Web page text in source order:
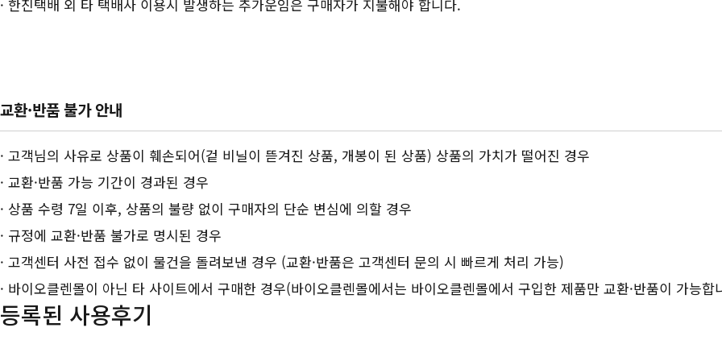
· 한진택배 외 타 택배사 이용시 발생하는 추가운임은 구매자가 지불해야 합니다.
교환·반품 불가 안내
· 고객님의 사유로 상품이 훼손되어(겉 비닐이 뜯겨진 상품, 개봉이 된 상품) 상품의 가치가 떨어진 경우
· 교환·반품 가능 기간이 경과된 경우
· 상품 수령 7일 이후, 상품의 불량 없이 구매자의 단순 변심에 의할 경우
· 규정에 교환·반품 불가로 명시된 경우
· 고객센터 사전 접수 없이 물건을 돌려보낸 경우 (교환·반품은 고객센터 문의 시 빠르게 처리 가능)
· 바이오클렌몰이 아닌 타 사이트에서 구매한 경우(바이오클렌몰에서는 바이오클렌몰에서 구입한 제품만 교환·반품이 가능합
등록된 사용후기